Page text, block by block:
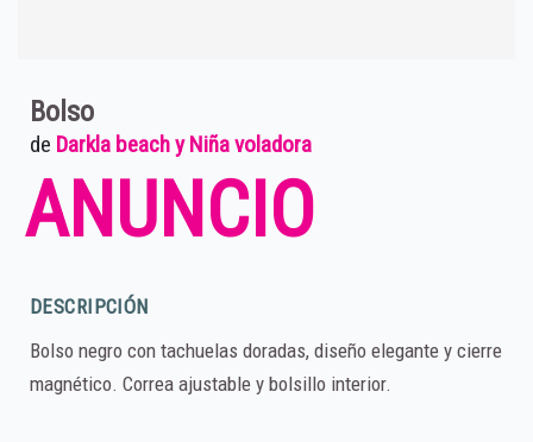
Bolso
de Darkla beach y Niña voladora
ANUNCIO
DESCRIPCIÓN
Bolso negro con tachuelas doradas, diseño elegante y cierre
magnético. Correa ajustable y bolsillo interior.